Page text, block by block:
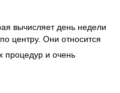
вычисляет день недели
центру. Они относится
процедур и очень